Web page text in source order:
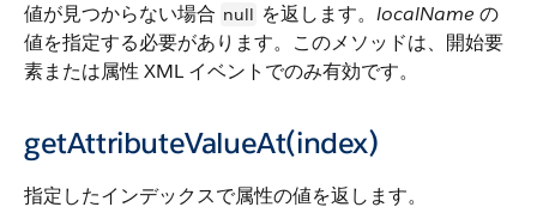
値が見つからない場合 null を返します。 localName の
値を指定する必要があります。このメソッドは、開始要
素または属性 XML イベントでのみ有効です。
getAttributeValueAt(index)
指定したインデックスで属性の値を返します。